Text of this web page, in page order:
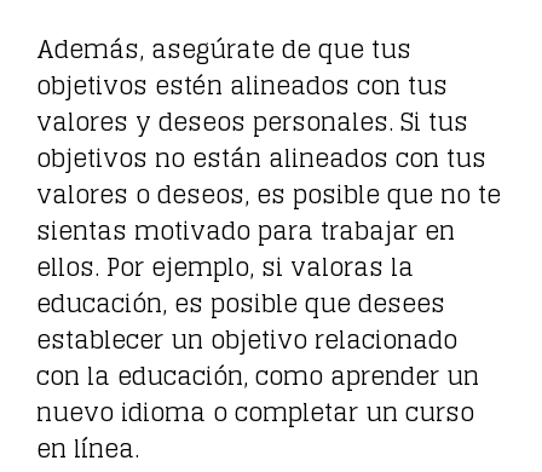
Además, asegúrate de que tus
objetivos estén alineados con tus
valores y deseos personales. Si tus
objetivos no están alineados con tus
valores o deseos, es posible que no te
sientas motivado para trabajar en
ellos. Por ejemplo, si valoras la
educación, es posible que desees
establecer un objetivo relacionado
con la educación, como aprender un
nuevo idioma o completar un curso
en línea.